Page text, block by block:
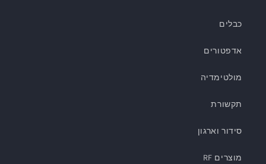
כבלים
אדפטורים
מולטימדיה
תקשורת
סידור וארגון
מוצרים RF